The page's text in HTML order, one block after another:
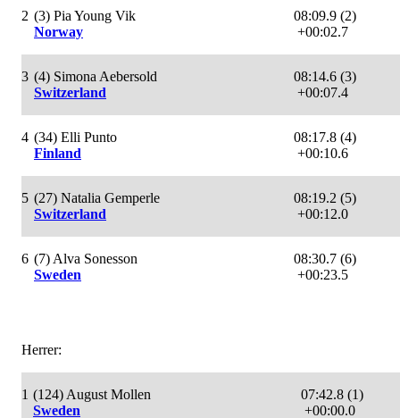
2 (3) Pia Young Vik
Norway
08:09.9 (2)
+00:02.7
3 (4) Simona Aebersold
Switzerland
08:14.6 (3)
+00:07.4
4 (34) Elli Punto
Finland
08:17.8 (4)
+00:10.6
5 (27) Natalia Gemperle
Switzerland
08:19.2 (5)
+00:12.0
6 (7) Alva Sonesson
Sweden
08:30.7 (6)
+00:23.5
Herrer:
1 (124) August Mollen
Sweden
07:42.8 (1)
+00:00.0